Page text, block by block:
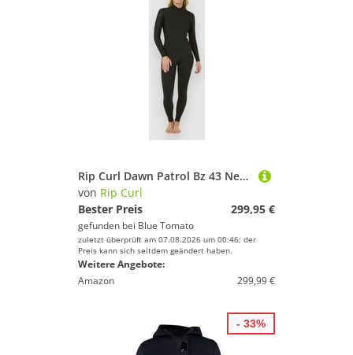
Rip Curl Dawn Patrol Bz 43 Neoprenanzug black
von Rip Curl
Bester Preis
299,95 €
gefunden bei Blue Tomato
zuletzt überprüft am 07.08.2026 um 00:46; der
Preis kann sich seitdem geändert haben.
Weitere Angebote:
Amazon
299,99 €
- 33%